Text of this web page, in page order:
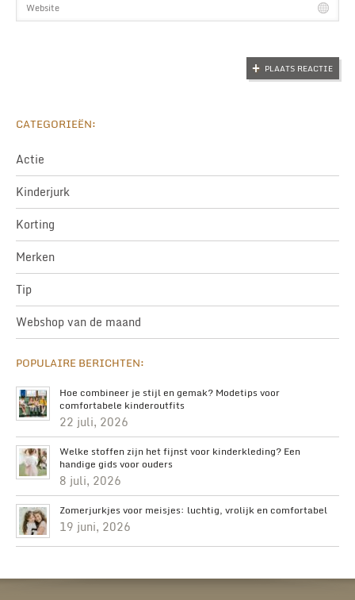
CATEGORIEËN:
Actie
Kinderjurk
Korting
Merken
Tip
Webshop van de maand
POPULAIRE BERICHTEN:
Hoe combineer je stijl en gemak? Modetips voor
comfortabele kinderoutfits
22 juli, 2026
Welke stoffen zijn het fijnst voor kinderkleding? Een
handige gids voor ouders
8 juli, 2026
Zomerjurkjes voor meisjes: luchtig, vrolijk en comfortabel
19 juni, 2026